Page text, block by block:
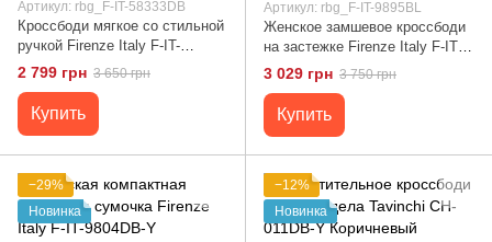
Артикул: rbg_F-IT-58333DB
Кроссбоди мягкое со стильной
ручкой Firenze Italy F-IT-
58333DB Коричневый
2 799 грн 3 650 грн
Купить
Артикул: rbg_F-IT-9895BL
Женское замшевое кроссбоди
на застежке Firenze Italy F-IT-
9895BL Голубой
3 029 грн 3 750 грн
Купить
−29%
Новинка
−12%
Новинка